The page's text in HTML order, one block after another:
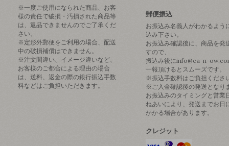
※一度ご使用になられた商品、お客
様の責任で破損・汚損された商品等
は、返品できませんのでご了承くだ
さい。
※定形外郵便をご利用の場合、配送
中の破損補償はできません。
※注文間違い、イメージ違いなど、
お客様のご都合による理由の場合
は、送料、返金の際の銀行振込手数
料などはご負担いただきます。
郵便振込
お振込み名義人がわかるよう
込み下さい。
お振込み確認後に、商品を発
すので、
振込み後にinfo@ca-n-
一報頂けるとスムーズです。
※振込手数料はご負担くださ
※ご入金確認後の発送となり
お振込みのタイミングと営業
ねあいにより、発送までお日
かかる場合があります。
クレジット